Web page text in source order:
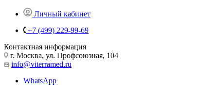
Личный кабинет
+7 (499) 229-99-69
Контактная информация
г. Москва, ул. Профсоюзная, 104
info@viterramed.ru
WhatsApp